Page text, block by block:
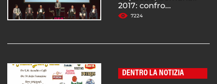
2017: confro...
7224
DENTRO LA NOTIZIA